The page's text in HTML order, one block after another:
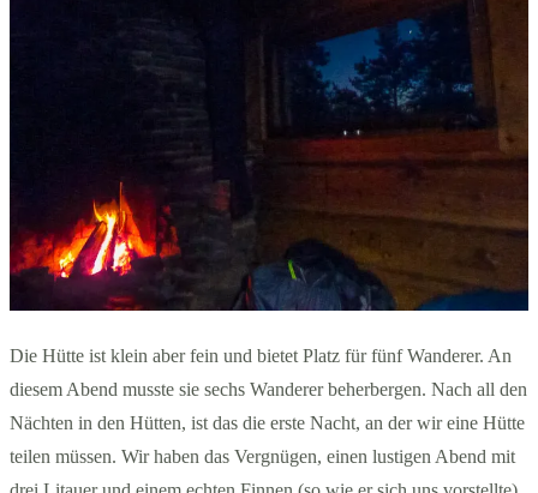
Die Hütte ist klein aber fein und bietet Platz für fünf Wanderer. An
diesem Abend musste sie sechs Wanderer beherbergen. Nach all den
Nächten in den Hütten, ist das die erste Nacht, an der wir eine Hütte
teilen müssen. Wir haben das Vergnügen, einen lustigen Abend mit